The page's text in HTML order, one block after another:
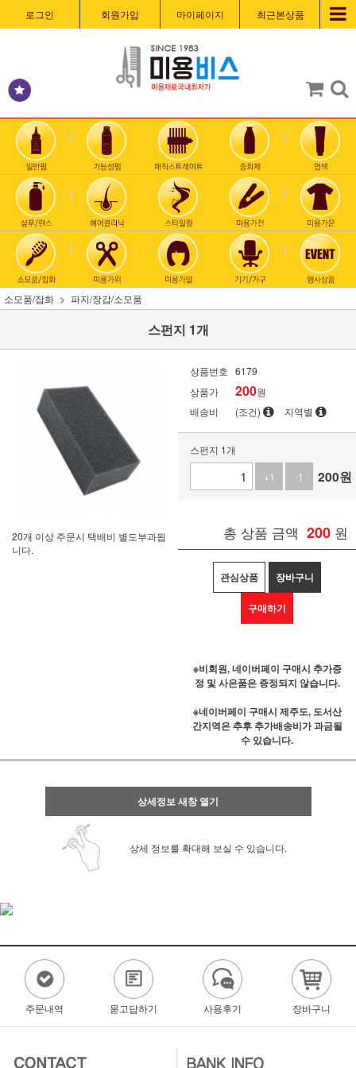
로그인 회원가입 마이페이지 최근본상품
소모품/잡화 파지/장갑/소모품
스펀지 1개
20개 이상 주문시 택배비 별도부과됩
니다.
상품번호 6179
상품가
200원
배송비
(조건) 지역별
스펀지 1개
+1
-1 200원
총 상품 금액 200 원
관심상품 장바구니
구매하기
※비회원, 네이버페이 구매시 추가증
정 및 사은품은 증정되지 않습니다.
※네이버페이 구매시 제주도, 도서산
간지역은 추후 추가배송비가 과금될
수 있습니다.
상세정보 새창 열기
상세 정보를 확대해 보실 수 있습니다.
주문내역 묻고답하기 사용후기 장바구니